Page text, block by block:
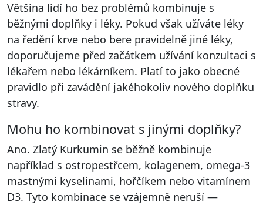
Většina lidí ho bez problémů kombinuje s
běžnými doplňky i léky. Pokud však užíváte léky
na ředění krve nebo bere pravidelně jiné léky,
doporučujeme před začátkem užívání konzultaci s
lékařem nebo lékárníkem. Platí to jako obecné
pravidlo při zavádění jakéhokoliv nového doplňku
stravy.
Mohu ho kombinovat s jinými doplňky?
Ano. Zlatý Kurkumin se běžně kombinuje
například s ostropestřcem, kolagenem, omega-3
mastnými kyselinami, hořčíkem nebo vitamínem
D3. Tyto kombinace se vzájemně neruší —